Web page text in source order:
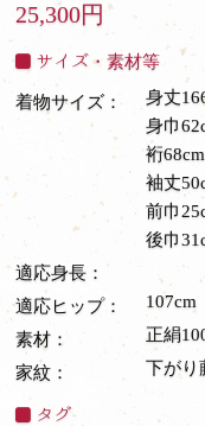
25,300円
サイズ・素材等
着物サイズ：
身丈
身巾
裄68cm
袖丈
前巾
後巾
適応身長：
適応ヒップ：
107cm
素材：
正絹
家紋：
下がり
タグ